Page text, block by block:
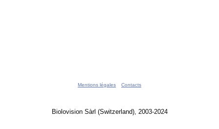
Mentions légales Contacts
Biolovision Sàrl (Switzerland), 2003-2024